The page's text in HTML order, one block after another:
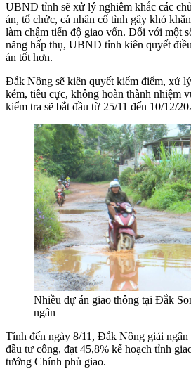
UBND tỉnh sẽ xử lý nghiêm khắc các
án, tổ chức, cá nhân cố tình gây khó
làm chậm tiến độ giao vốn. Đối với một
năng hấp thụ, UBND tỉnh kiên quyết
án tốt hơn.
Đắk Nông sẽ kiên quyết kiểm điểm, xử
kém, tiêu cực, không hoàn thành nhiệm
kiểm tra sẽ bắt đầu từ 25/11 đến 10/12/
Nhiều dự án giao thông tại Đắk
ngân
Tính đến ngày 8/11, Đắk Nông giải
đầu tư công, đạt 45,8% kế hoạch tỉnh
tướng Chính phủ giao.